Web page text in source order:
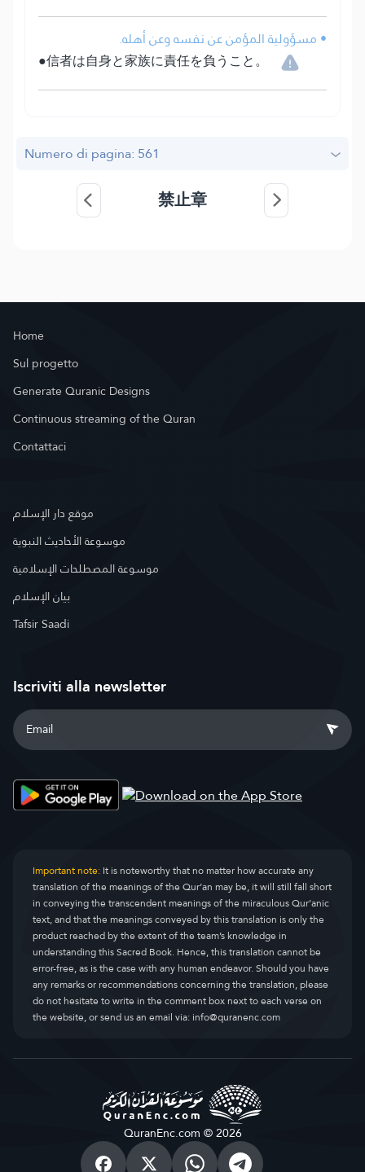
• مسؤولية المؤمن عن نفسه وعن أهله.
●信者は自身と家族に責任を負うこと。
Numero di pagina: 561
禁止章
Home
Sul progetto
Generate Quranic Designs
Continuous streaming of the Quran
Contattaci
موقع دار الإسلام
موسوعة الأحاديث النبوية
موسوعة المصطلحات الإسلامية
بيان الإسلام
Tafsir Saadi
Iscriviti alla newsletter
Important note:It is noteworthy that no matter how accurate any
translation of the meanings of the Qur’an may be, it will still fall short
in conveying the transcendent meanings of the miraculous Qur’anic
text, and that the meanings conveyed by this translation is only the
product reached by the extent of the team’s knowledge in
understanding this Sacred Book. Hence, this translation cannot be
error-free, as is the case with any human endeavor. Should you have
any remarks or recommendations concerning the translation, please
do not hesitate to write in the comment box next to each verse on
the website, or send us an email via:info@quranenc.com
QuranEnc.com © 2026